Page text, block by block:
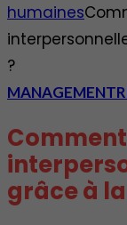
humaines
?
MANAGEMENT
grâce à